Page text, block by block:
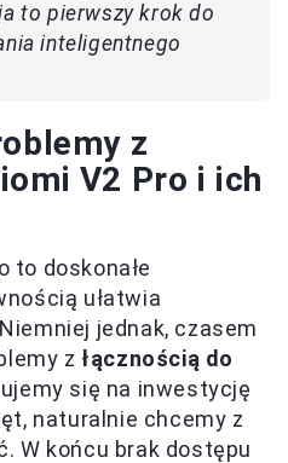
to pierwszy krok do
inteligentnego
z
V2 Pro i ich
to doskonałe
ułatwia
jednak, czasem
złącznością do
się na inwestycję
naturalnie chcemy z
W końcu brak dostępu